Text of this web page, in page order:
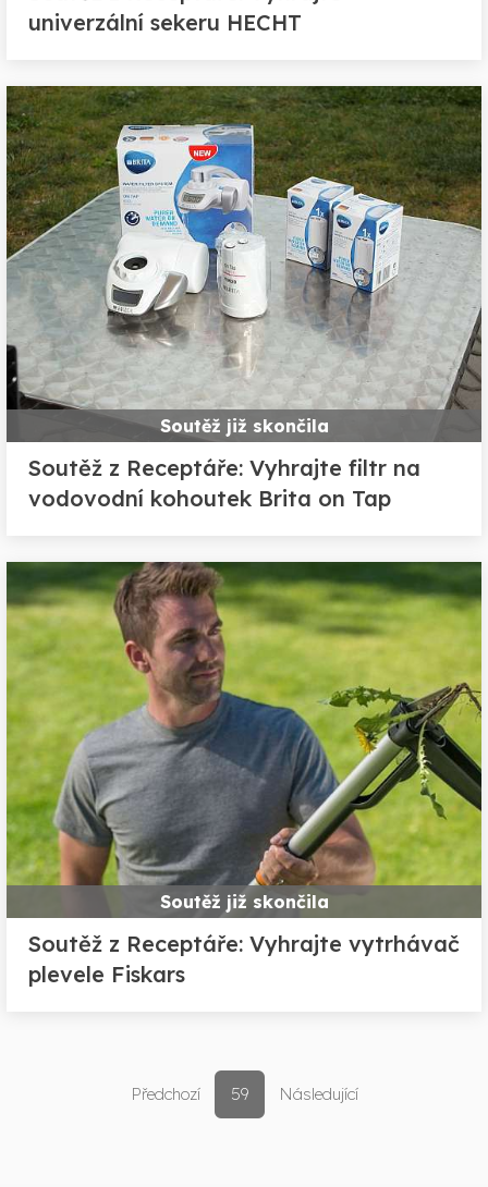
univerzální sekeru HECHT
Soutěž již skončila
Soutěž z Receptáře: Vyhrajte filtr na
vodovodní kohoutek Brita on Tap
Soutěž již skončila
Soutěž z Receptáře: Vyhrajte vytrhávač
plevele Fiskars
Předchozí 59 Následující